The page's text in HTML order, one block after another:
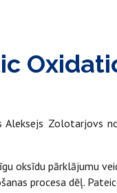
Aleksejs Zolotarjovs
oksīdu pārklājumu
procesa dēļ.